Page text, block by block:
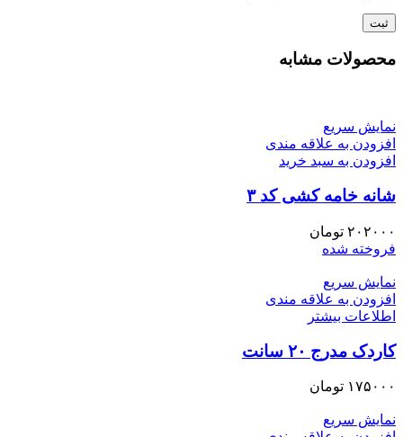
محصولات مشابه
نمایش سریع
افزودن به علاقه مندی
افزودن به سبد خرید
شانه خامه کشی کد ۳
۲۰۲۰۰۰ تومان
فروخته شده
نمایش سریع
افزودن به علاقه مندی
اطلاعات بیشتر
کاردک مدرج ۲۰ سانت
۱۷۵۰۰۰ تومان
نمایش سریع